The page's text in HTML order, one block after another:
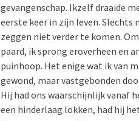
gevangenschap. Ikzelf draaide
eerste keer in zijn leven.
zeggen niet verder te komen.
paard, ik sprong eroverheen en
puinhoop. Het enige wat ik van
gewond, maar vastgebonden
Hij had ons waarschijnlijk vanaf
een hinderlaag lokken, had hij